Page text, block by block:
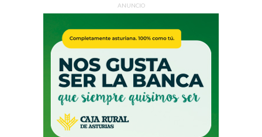
ANUNCIO